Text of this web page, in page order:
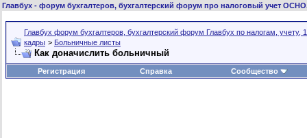
Главбух - форум бухгалтеров, бухгалтерский форум про налоговый учет
Главбух форум бухгалтеров, бухгалтерский форум Главбух по налогам, учету,
кадры > Больничные листы
Как доначислить больничный
Регистрация Справка Сообщество